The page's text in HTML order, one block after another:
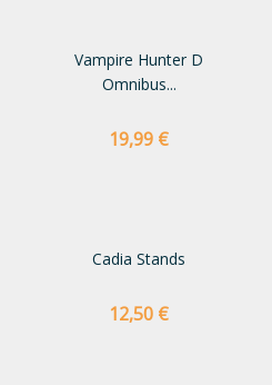
Vampire Hunter D
Omnibus...
Preço
19,99 €
Cadia Stands
Preço
12,50 €